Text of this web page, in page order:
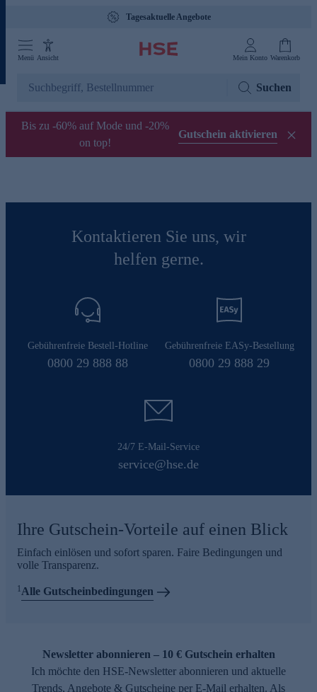
Tagesaktuelle Angebote
Menü Ansicht Mein Konto Warenkorb
Suchen
Bis zu -60% auf Mode und -20%
on top!
Gutschein aktivieren
Kontaktieren Sie uns, wir
helfen gerne.
Gebührenfreie Bestell-Hotline
0800 29 888 88
Gebührenfreie EASy-Bestellung
0800 29 888 29
24/7 E-Mail-Service
service@hse.de
Ihre Gutschein-Vorteile auf einen Blick
Einfach einlösen und sofort sparen. Faire Bedingungen und
volle Transparenz.
1Alle Gutscheinbedingungen
Newsletter abonnieren – 10 € Gutschein erhalten
Ich möchte den HSE-Newsletter abonnieren und aktuelle
Trends, Angebote & Gutscheine per E-Mail erhalten. Als